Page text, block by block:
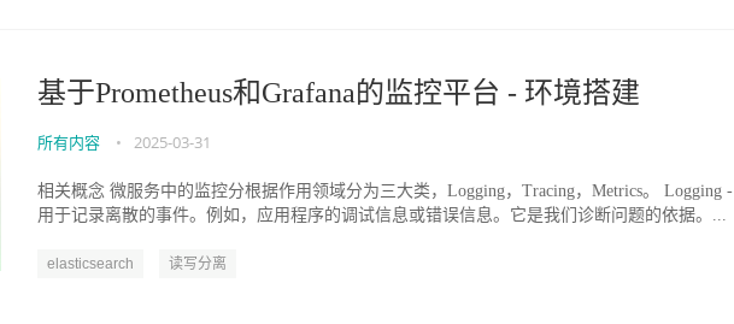
基于Prometheus和Grafana的监控平台 - 环境搭建
所有内容 • 2025-03-31
相关概念 微服务中的监控分根据作用领域分为三大类，Logging，Tracing，Metrics。 Logging -
用于记录离散的事件。例如，应用程序的调试信息或错误信息。它是我们诊断问题的依据。...
elasticsearch 读写分离